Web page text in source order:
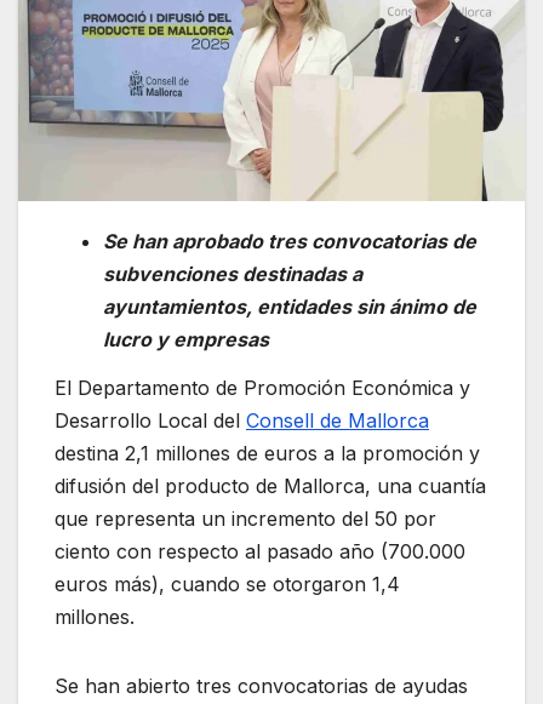
Se han aprobado tres convocatorias de
subvenciones destinadas a
ayuntamientos, entidades sin ánimo de
lucro y empresas
El Departamento de Promoción Económica y
Desarrollo Local del Consell de Mallorca
destina 2,1 millones de euros a la promoción y
difusión del producto de Mallorca, una cuantía
que representa un incremento del 50 por
ciento con respecto al pasado año (700.000
euros más), cuando se otorgaron 1,4
millones.
Se han abierto tres convocatorias de ayudas